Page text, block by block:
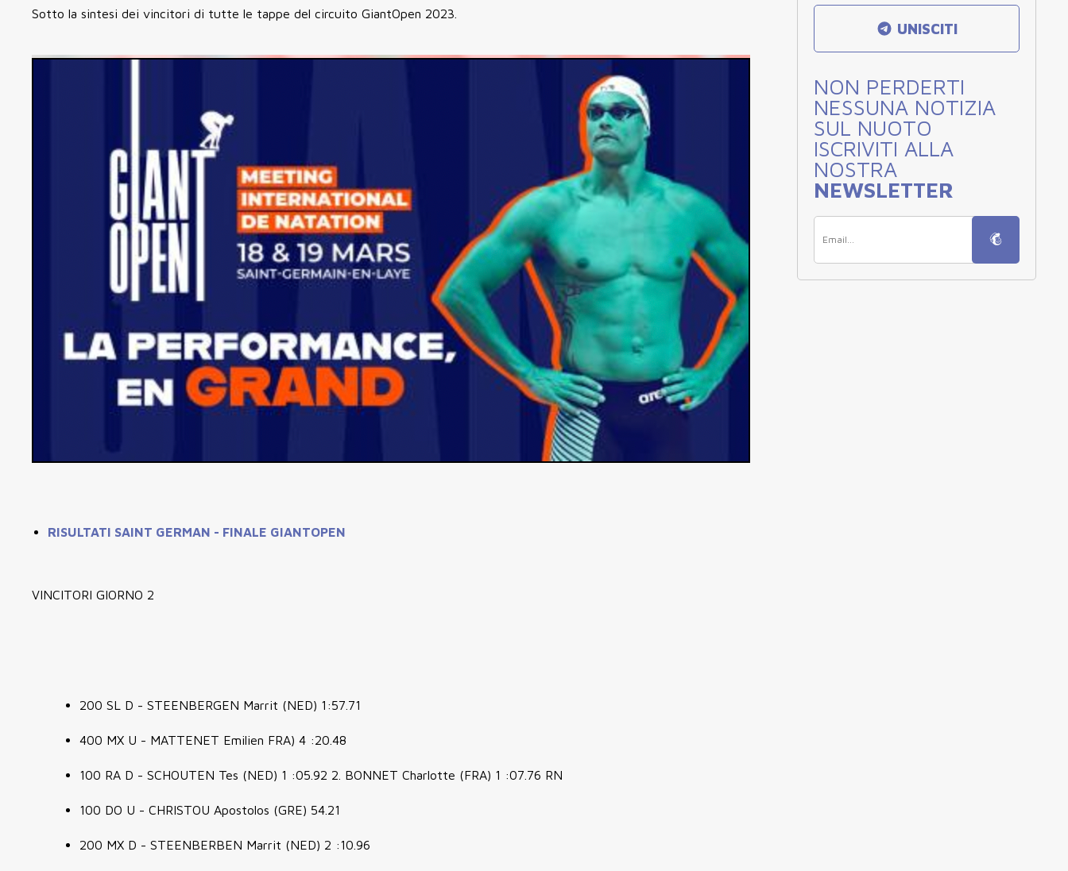
Sotto la sintesi dei vincitori di tutte le tappe del circuito GiantOpen 2023.
RISULTATI SAINT GERMAN - FINALE GIANTOPEN
VINCITORI GIORNO 2
200 SL D - STEENBERGEN Marrit (NED) 1:57.71
400 MX U - MATTENET Emilien FRA) 4 :20.48
100 RA D - SCHOUTEN Tes (NED) 1 :05.92 2. BONNET Charlotte (FRA) 1 :07.76 RN
100 DO U - CHRISTOU Apostolos (GRE) 54.21
200 MX D - STEENBERBEN Marrit (NED) 2 :10.96
UNISCITI
NON PERDERTI
NESSUNA NOTIZIA
SUL NUOTO
ISCRIVITI ALLA
NOSTRA
NEWSLETTER